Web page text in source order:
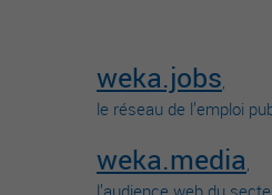
Agent de
weka.jobs,
le réseau de l’emploi
weka.media,
l’audience web du